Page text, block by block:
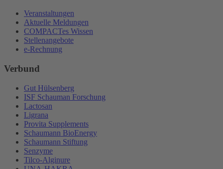
Veranstaltungen
Aktuelle Meldungen
COMPACTes Wissen
Stellenangebote
e-Rechnung
Verbund
Gut Hülsenberg
ISF Schauman Forschung
Lactosan
Ligrana
Provita Supplements
Schaumann BioEnergy
Schaumann Stiftung
Senzyme
Tilco-Alginure